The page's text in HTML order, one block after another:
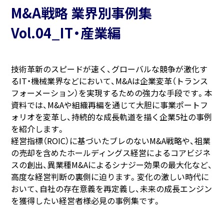
M&A戦略 業界別事例集
Vol.04_IT・産業編
技術革新のスピードが速く、グローバルな競争が激化す
るIT・機械業界などにおいて、M&Aは企業変革（トランス
フォーメーション）を実現するための強力な手段です。本
資料では、M&Aや組織再編を通じて大胆に事業ポートフ
ォリオを変革し、持続的な成長軌道を描く企業5社の事例
を紹介します。
経営指標（ROIC）に基づいたブレのないM&A戦略や、祖業
の売却を含めたホールディングス経営によるコアビジネ
スの創出、異業種M&Aによるシナジー効果の最大化など、
高度な経営判断の裏側に迫ります。変化の激しい時代に
おいて、自社の存在意義を再定義し、未来の成長エンジン
を獲得したい経営者様必見の事例集です。